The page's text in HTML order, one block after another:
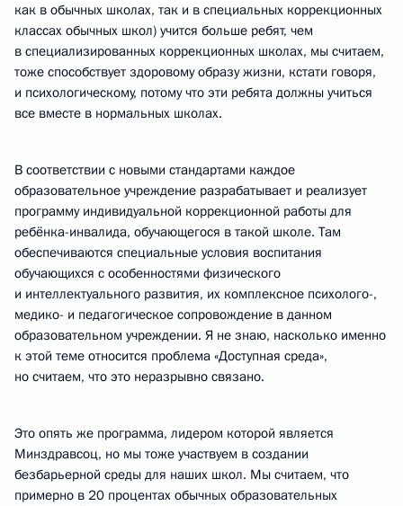
как в обычных школах, так и в специальных коррекционных
классах обычных школ) учится больше ребят, чем
в специализированных коррекционных школах, мы считаем,
тоже способствует здоровому образу жизни, кстати говоря,
и психологическому, потому что эти ребята должны учиться
все вместе в нормальных школах.
В соответствии с новыми стандартами каждое
образовательное учреждение разрабатывает и реализует
программу индивидуальной коррекционной работы для
ребёнка-инвалида, обучающегося в такой школе. Там
обеспечиваются специальные условия воспитания
обучающихся с особенностями физического
и интеллектуального развития, их комплексное психолого-,
медико- и педагогическое сопровождение в данном
образовательном учреждении. Я не знаю, насколько именно
к этой теме относится проблема «Доступная среда»,
но считаем, что это неразрывно связано.
Это опять же программа, лидером которой является
Минздравсоц, но мы тоже участвуем в создании
безбарьерной среды для наших школ. Мы считаем, что
примерно в 20 процентах обычных образовательных